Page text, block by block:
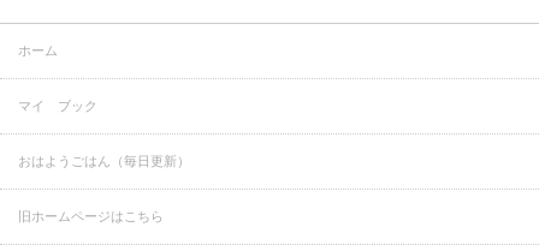
ホーム
マイ ブック
おはようごはん（毎日更新）
旧ホームページはこちら